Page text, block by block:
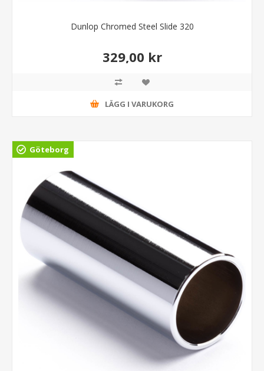
Dunlop Chromed Steel Slide 320
329,00 kr
LÄGG I VARUKORG
Göteborg